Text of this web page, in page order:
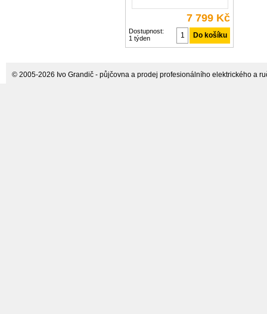
7 799 Kč
Dostupnost:
1 týden
© 2005-2026 Ivo Grandič - půjčovna a prodej profesionálního elektrického a